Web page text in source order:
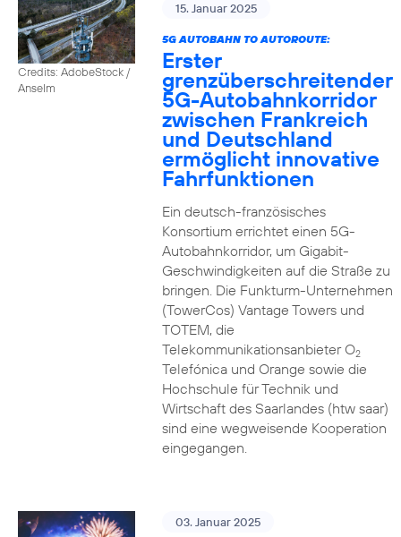
Credits: AdobeStock /
Anselm
15. Januar 2025
5G AUTOBAHN TO AUTOROUTE:
Erster
grenzüberschreitender
5G-Autobahnkorridor
zwischen Frankreich
und Deutschland
ermöglicht innovative
Fahrfunktionen
Ein deutsch-französisches
Konsortium errichtet einen 5G-
Autobahnkorridor, um Gigabit-
Geschwindigkeiten auf die Straße zu
bringen. Die Funkturm-Unternehmen
(TowerCos) Vantage Towers und
TOTEM, die
Telekommunikationsanbieter O2
Telefónica und Orange sowie die
Hochschule für Technik und
Wirtschaft des Saarlandes (htw saar)
sind eine wegweisende Kooperation
eingegangen.
03. Januar 2025